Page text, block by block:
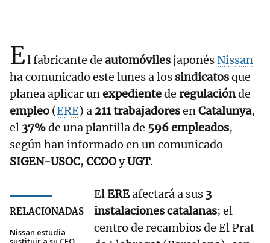
El fabricante de automóvilesjaponés Nissan
ha comunicado este lunes a los sindicatosque
planea aplicar unexpedientede regulaciónde
empleo (ERE) a 211 trabajadoresenCatalunya,
el 37%de una plantilla de 596 empleados,
según han informado en un comunicado
SIGEN-USOC, CCOOyUGT.
RELACIONADAS
Nissan estudia
ElEREafectará a sus 3
instalaciones catalanas; el
centro de recambios de El Prat